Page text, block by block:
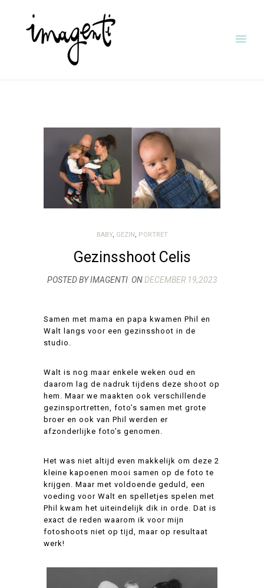
BABY, GEZIN , PORTRET
Gezinsshoot Celis
POSTED BY IMAGENTI ONDECEMBER 19,2023
Samen met mama en papa kwamen Phil en
Walt langs voor een gezinsshoot in de
studio.
Walt is nog maar enkele weken oud en
daarom lag de nadruk tijdens deze shoot op
hem. Maar we maakten ook verschillende
gezinsportretten, foto’s samen met grote
broer en ook van Phil werden er
afzonderlijke foto’s genomen.
Het was niet altijd even makkelijk om deze 2
kleine kapoenen mooi samen op de foto te
krijgen. Maar met voldoende geduld, een
voeding voor Walt en spelletjes spelen met
Phil kwam het uiteindelijk dik in orde. Dat is
exact de reden waarom ik voor mijn
fotoshoots niet op tijd, maar op resultaat
werk!